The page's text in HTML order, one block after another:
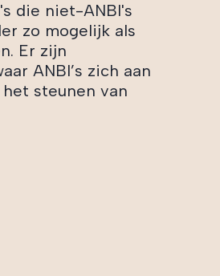
die niet-ANBI's
zo mogelijk als
Er zijn
ANBI’s zich aan
steunen van